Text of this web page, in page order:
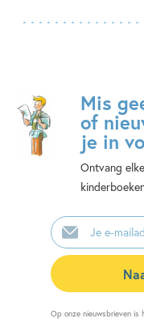
Mis
of
je in
Ontvang
E-
mailadres
Op onze nieuwsbrieven is